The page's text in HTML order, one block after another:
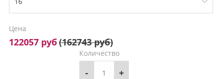
Цена
122057 руб(162743 руб)
Количество
- +